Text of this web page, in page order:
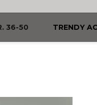
36-50 TRENDY